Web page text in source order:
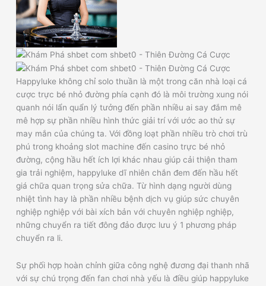
Happyluke không chỉ solo thuần là một trong căn nhà loại cá
cược trực bé nhỏ đường phía cạnh đó là môi trường xung nói
quanh nói lẩn quẩn lý tưởng đến phần nhiều ai say đắm mê
mê hợp sự phần nhiều hình thức giải trí với ước ao thử sự
may mắn của chúng ta. Với đồng loạt phần nhiều trò chơi trù
phú trong khoảng slot machine đến casino trực bé nhỏ
đường, cộng hầu hết ích lợi khác nhau giúp cải thiện tham
gia trải nghiệm, happyluke dĩ nhiên chắn đem đến hầu hết
giá chữa quan trọng sửa chữa. Từ hình dạng người dùng
nhiệt tình hay là phần nhiều bệnh dịch vụ giúp sức chuyên
nghiệp nghiệp với bài xích bản với chuyên nghiệp nghiệp,
những chuyển ra tiết đông đảo được lưu ý 1 phương pháp
chuyển ra li.
Sự phối hợp hoàn chỉnh giữa công nghệ đương đại thanh nhã
với sự chú trọng đến fan chơi nhà yếu là điều giúp happyluke